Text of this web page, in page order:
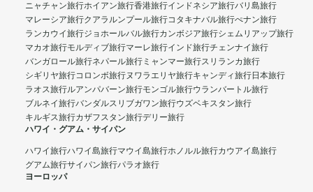
ニャチャン旅行ホイアン旅行香港旅行インドネシア旅行バリ島旅行
マレーシア旅行クアラルンプール旅行コタキナバル旅行ぺナン旅行
ランカウイ旅行ジョホールバル旅行カンボジア旅行シェムリアップ旅行
マカオ旅行モルディブ旅行マーレ旅行インド旅行チェンナイ旅行
バンガロール旅行ネパール旅行 ミャンマー旅行スリランカ旅行
シギリヤ旅行コロンボ旅行ヌワラエリヤ旅行キャンディ旅行日本旅行
ラオス旅行ルアンパバーン旅行モンゴル旅行ウランバートル旅行
ブルネイ旅行バンダルスリブガワン旅行ウズベキスタン旅行
キルギス旅行カザフスタン旅行デリー旅行
ハワイ・グアム・サイパン
ハワイ旅行ハワイ島旅行マウイ島旅行ホノルル旅行カウアイ島旅行
グアム旅行サイパン旅行パラオ旅行
ヨーロッパ